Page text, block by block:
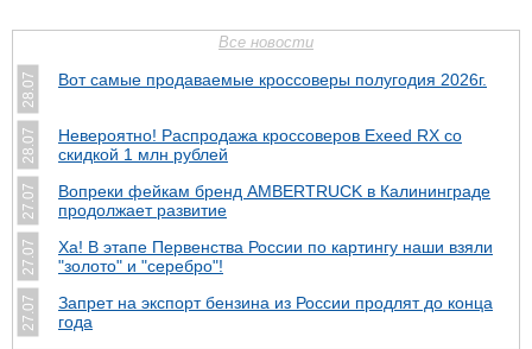
Все новости
28.07 Вот самые продаваемые кроссоверы полугодия 2026г.
28.07
Невероятно! Распродажа кроссоверов Exeed RX со
скидкой 1 млн рублей
27.07
Вопреки фейкам бренд AMBERTRUCK в Калининграде
продолжает развитие
27.07
Ха! В этапе Первенства России по картингу наши взяли
"золото" и "серебро"!
27.07
Запрет на экспорт бензина из России продлят до конца
года